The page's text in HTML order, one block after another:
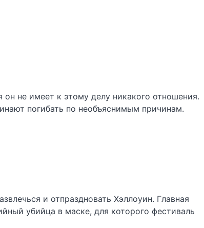
не имеет к этому делу никакого отношения.
погибать по необъяснимым причинам.
и отпраздновать Хэллоуин. Главная
убийца в маске, для которого фестиваль